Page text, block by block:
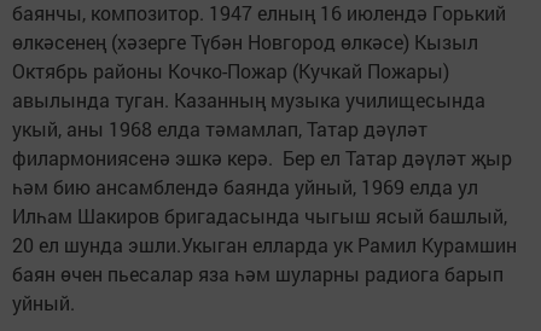
баянчы, композитор. 1947 елның 16 июлендә Горький
өлкәсенең (хәзерге Түбән Новгород өлкәсе) Кызыл
Октябрь районы Кочко-Пожар (Кучкай Пожары)
авылында туган. Казанның музыка училищесында
укый, аны 1968 елда тәмамлап, Татар дәүләт
филармониясенә эшкә керә. Бер ел Татар дәүләт җыр
һәм бию ансамблендә баянда уйный, 1969 елда ул
Илһам Шакиров бригадасында чыгыш ясый башлый,
20 ел шунда эшли.Укыган елларда ук Рамил Курамшин
баян өчен пьесалар яза һәм шуларны радиога барып
уйный.